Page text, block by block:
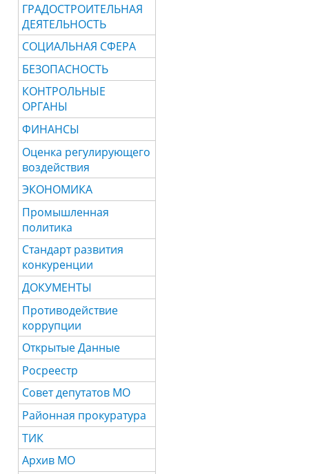
ГРАДОСТРОИТЕЛЬНАЯ
ДЕЯТЕЛЬНОСТЬ
СОЦИАЛЬНАЯ СФЕРА
БЕЗОПАСНОСТЬ
КОНТРОЛЬНЫЕ
ОРГАНЫ
ФИНАНСЫ
Оценка регулирующего
воздействия
ЭКОНОМИКА
Промышленная
политика
Стандарт развития
конкуренции
ДОКУМЕНТЫ
Противодействие
коррупции
Открытые Данные
Росреестр
Совет депутатов МО
Районная прокуратура
ТИК
Архив МО